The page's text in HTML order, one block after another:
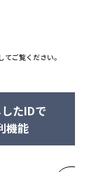
てご覧ください。
たIDで
機能